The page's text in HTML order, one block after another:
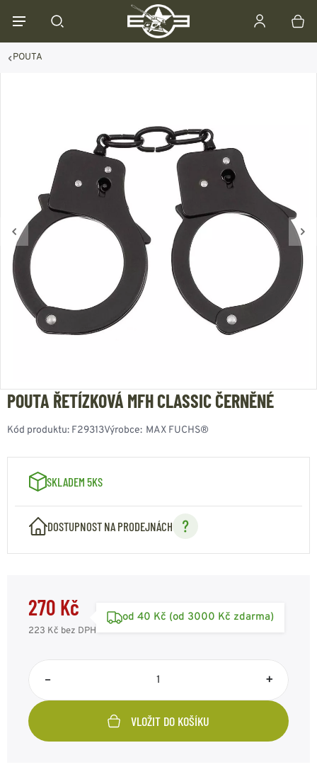
POUTA
POUTA ŘETÍZKOVÁ MFH CLASSIC ČERNĚNÉ
Kód produktu: F29313Výrobce: MAX FUCHS®
SKLADEM 5KS
DOSTUPNOST NA PRODEJNÁCH
270 Kč
223 Kč bez DPH
od 40 Kč (od 3000 Kč zdarma)
– +
VLOŽIT DO KOŠÍKU